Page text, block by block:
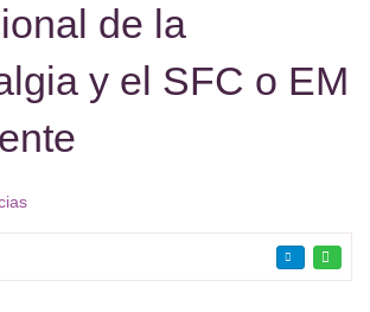
de la
y el SFC o EM